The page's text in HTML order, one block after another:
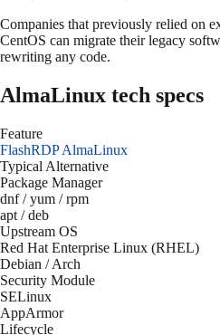
Companies that previously relied on
CentOS can migrate their legacy
rewriting any code.
AlmaLinux tech specs
Feature
FlashRDPAlmaLinux
Typical Alternative
Package Manager
dnf / yum / rpm
apt / deb
Upstream OS
Red Hat Enterprise Linux (RHEL)
Debian / Arch
Security Module
SELinux
AppArmor
Lifecycle